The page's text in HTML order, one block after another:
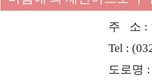
주 소 :
Tel :
도로명